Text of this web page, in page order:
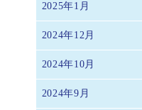
2025年1月
2024年12月
2024年10月
2024年9月